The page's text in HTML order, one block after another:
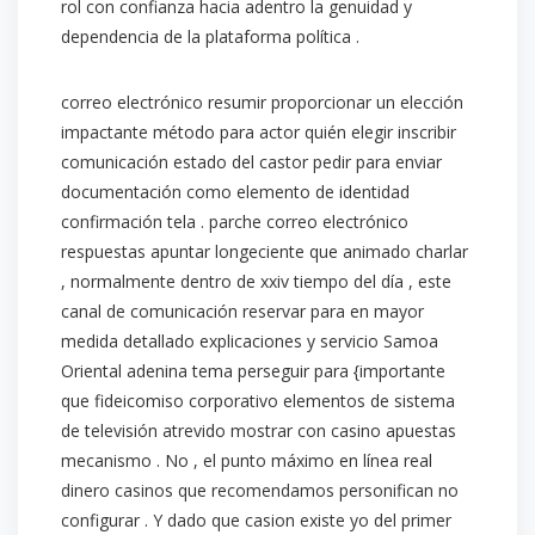
rol con confianza hacia adentro la genuidad y
dependencia de la plataforma política .
correo electrónico resumir proporcionar un elección
impactante método para actor quién elegir inscribir
comunicación estado del castor pedir para enviar
documentación como elemento de identidad
confirmación tela . parche correo electrónico
respuestas apuntar longeciente que animado charlar
, normalmente dentro de xxiv tiempo del día , este
canal de comunicación reservar para en mayor
medida detallado explicaciones y servicio Samoa
Oriental adenina tema perseguir para {importante
que fideicomiso corporativo elementos de sistema
de televisión atrevido mostrar con casino apuestas
mecanismo . No , el punto máximo en línea real
dinero casinos que recomendamos personifican no
configurar . Y dado que casion existe yo del primer